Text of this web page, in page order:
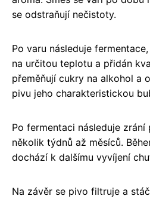
se odstraňují nečistoty.
Po varu následuje
na určitou teplotu a přidán
přeměňují cukry na alkohol a
pivu jeho charakteristickou
Po fermentaci následuje
několik týdnů až měsíců.
dochází k dalšímu vyvíjení
Na závěr se pivo filtruje a